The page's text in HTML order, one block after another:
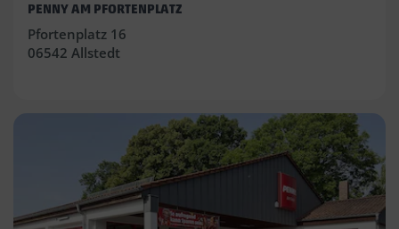
PENNY AM PFORTENPLATZ
Pfortenplatz 16
06542 Allstedt